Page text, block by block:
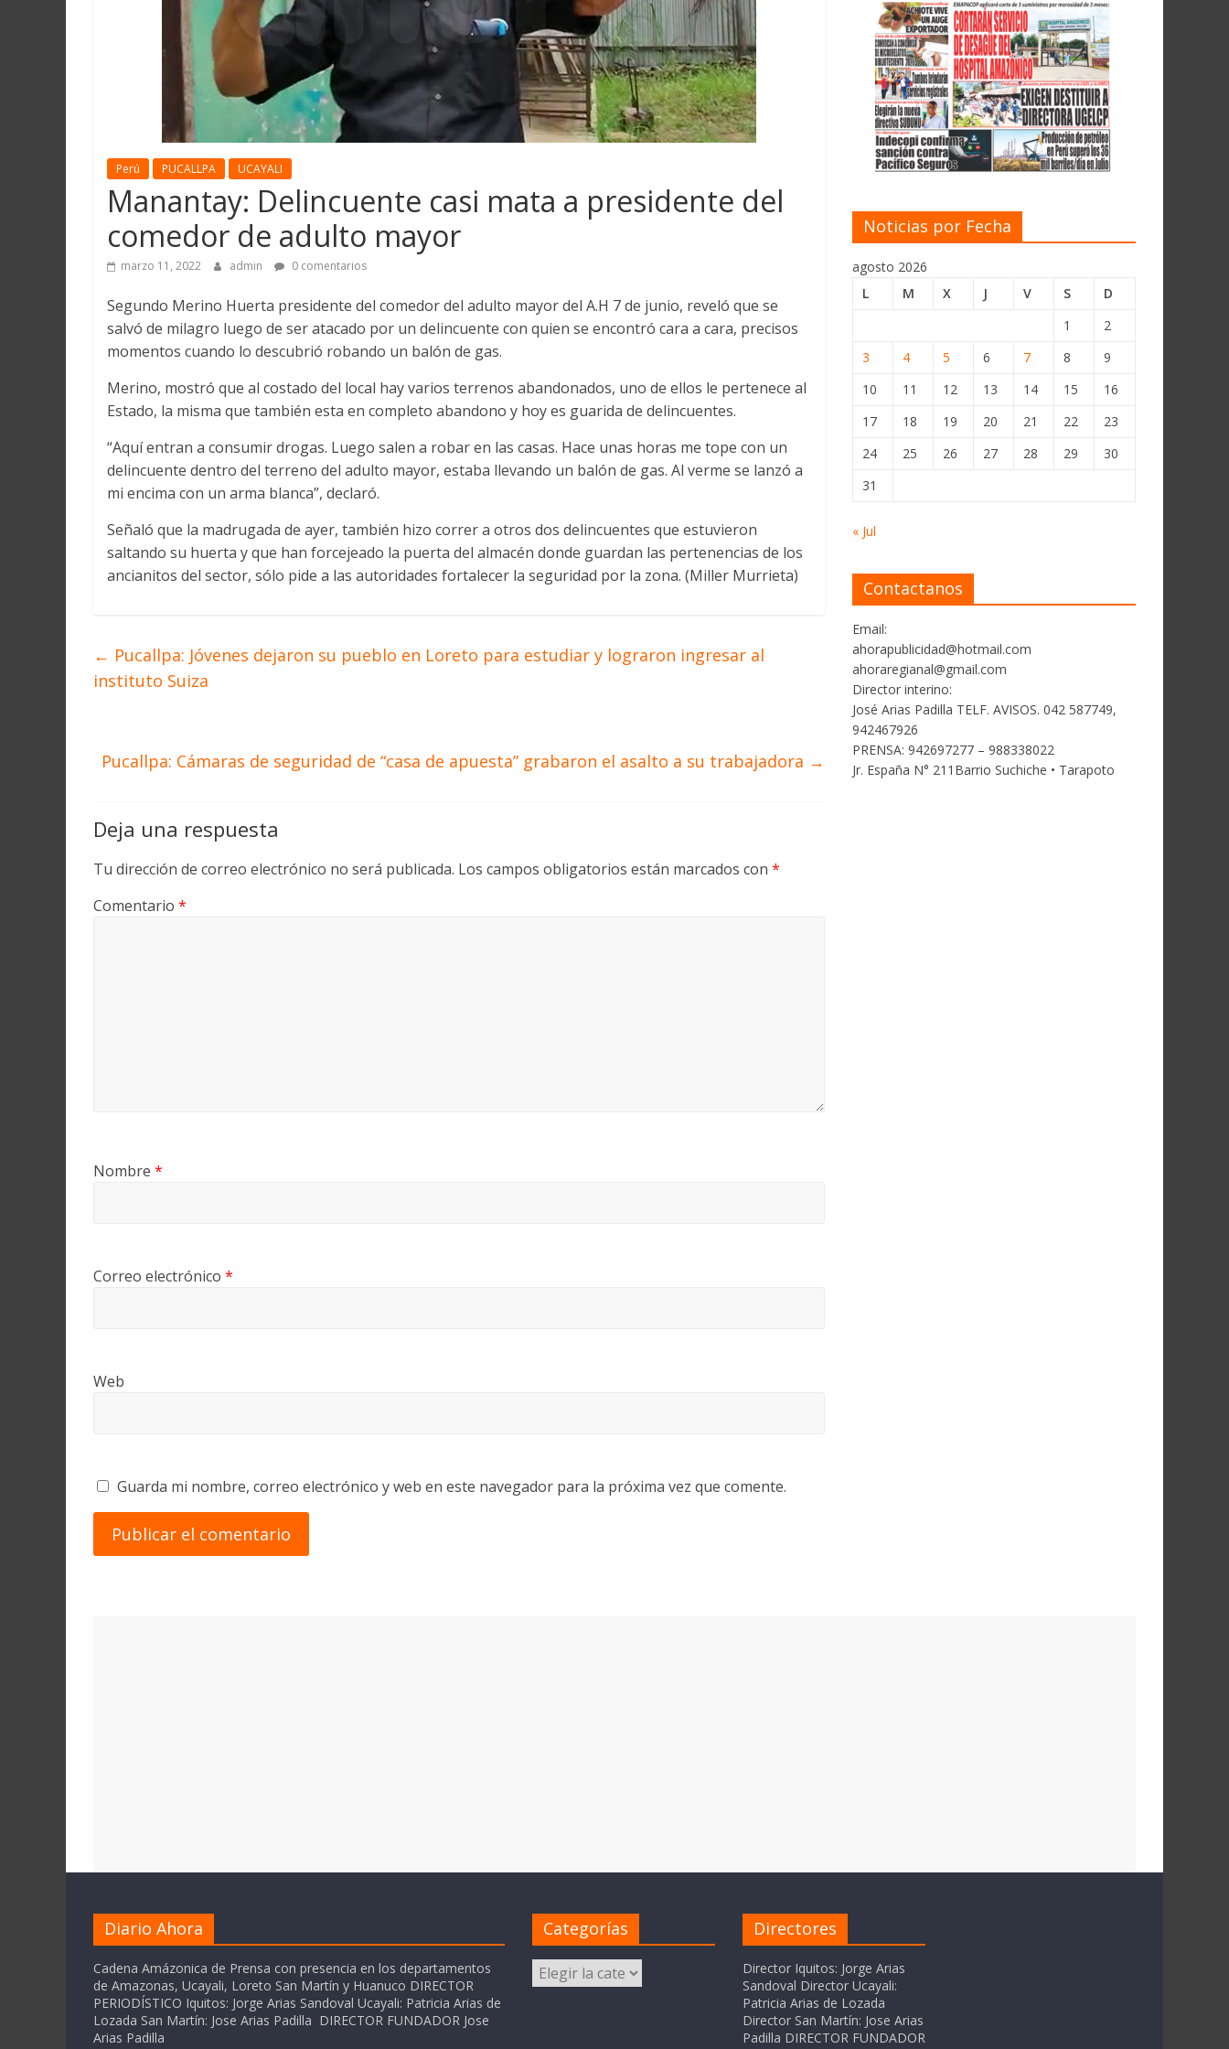
Perú PUCALLPA UCAYALI
Manantay: Delincuente casi mata a presidente del
comedor de adulto mayor
marzo 11, 2022 admin 0 comentarios
Segundo Merino Huerta presidente del comedor del adulto mayor del A.H 7 de junio, reveló que se
salvó de milagro luego de ser atacado por un delincuente con quien se encontró cara a cara, precisos
momentos cuando lo descubrió robando un balón de gas.
Merino, mostró que al costado del local hay varios terrenos abandonados, uno de ellos le pertenece al
Estado, la misma que también esta en completo abandono y hoy es guarida de delincuentes.
“Aquí entran a consumir drogas. Luego salen a robar en las casas. Hace unas horas me tope con un
delincuente dentro del terreno del adulto mayor, estaba llevando un balón de gas. Al verme se lanzó a
mi encima con un arma blanca”, declaró.
Señaló que la madrugada de ayer, también hizo correr a otros dos delincuentes que estuvieron
saltando su huerta y que han forcejeado la puerta del almacén donde guardan las pertenencias de los
ancianitos del sector, sólo pide a las autoridades fortalecer la seguridad por la zona. (Miller Murrieta)
← Pucallpa: Jóvenes dejaron su pueblo en Loreto para estudiar y lograron ingresar al
instituto Suiza
Pucallpa: Cámaras de seguridad de “casa de apuesta” grabaron el asalto a su trabajadora →
Deja una respuesta
Tu dirección de correo electrónico no será publicada. Los campos obligatorios están marcados con *
Comentario *
Nombre *
Correo electrónico *
Web
Guarda mi nombre, correo electrónico y web en este navegador para la próxima vez que comente.
Noticias por Fecha
agosto 2026
L
M X J V S
D
1
2
3
4 5 6 7 8
9
10
11 12 13 14 15
16
17
18 19 20 21 22
23
24
25 26 27 28 29
30
31
« Jul
Contactanos
Email:
ahorapublicidad@hotmail.com
ahoraregianal@gmail.com
Director interino:
José Arias Padilla TELF. AVISOS. 042 587749,
942467926
PRENSA: 942697277 – 988338022
Jr. España N° 211Barrio Suchiche • Tarapoto
Diario Ahora
Cadena Amázonica de Prensa con presencia en los departamentos
de Amazonas, Ucayali, Loreto San Martín y Huanuco DIRECTOR
PERIODÍSTICO Iquitos: Jorge Arias Sandoval Ucayali: Patricia Arias de
Lozada San Martín: Jose Arias Padilla DIRECTOR FUNDADOR Jose
Arias Padilla
Categorías
Categorías
Directores
Director Iquitos: Jorge Arias
Sandoval Director Ucayali:
Patricia Arias de Lozada
Director San Martín: Jose Arias
Padilla DIRECTOR FUNDADOR